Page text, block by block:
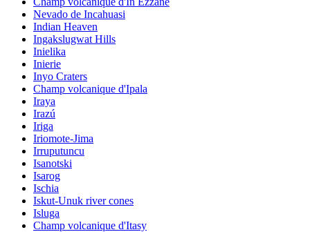
Nevado de Incahuasi
Indian Heaven
Ingakslugwat Hills
Inielika
Inierie
Inyo Craters
Champ volcanique d'Ipala
Iraya
Irazú
Iriga
Iriomote-Jima
Irruputuncu
Isanotski
Isarog
Ischia
Iskut-Unuk river cones
Isluga
Champ volcanique d'Itasy